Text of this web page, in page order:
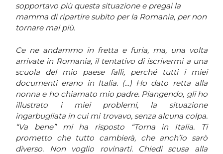
sopportavo più questa situazione e pregai la
mamma di ripartire subito per la Romania, per non
tornare mai più.
Ce ne andammo in fretta e furia, ma, una volta
arrivate in Romania, il tentativo di iscrivermi a una
scuola del mio paese fallì, perché tutti i miei
documenti erano in Italia. (…) Ho dato retta alla
nonna e ho chiamato mio padre. Piangendo, gli ho
illustrato i miei problemi, la situazione
ingarbugliata in cui mi trovavo, senza alcuna colpa.
“Va bene” mi ha risposto “Torna in Italia. Ti
prometto che tutto cambierà, che anch’io sarò
diverso. Non voglio rovinarti. Chiedi scusa alla